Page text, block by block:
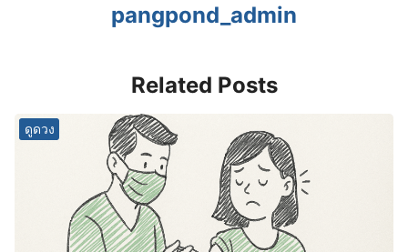
pangpond_admin
Related Posts
ดูดวง